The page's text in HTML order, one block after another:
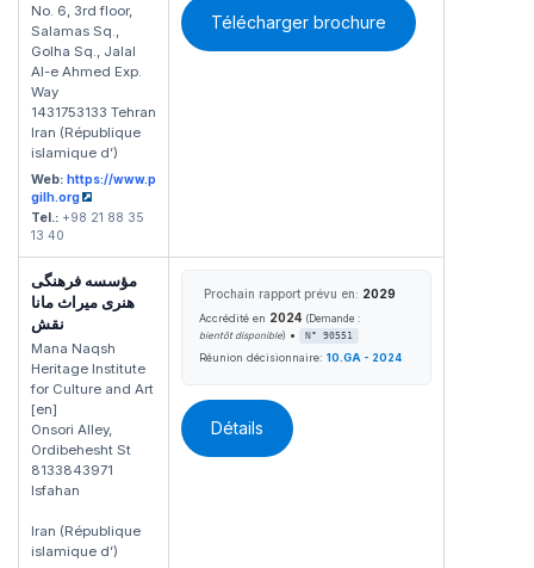
No. 6, 3rd floor,
Salamas Sq.,
Golha Sq., Jalal
Al-e Ahmed Exp.
Way
1431753133 Tehran
Iran (République
islamique d’)
Web: https://www.p
gilh.org
Tel.: +98 21 88 35
13 40
Télécharger brochure
مؤسسه فرهنگی
هنری میراث مانا
نقش
Mana Naqsh
Heritage Institute
for Culture and Art
[en]
Onsori Alley,
Ordibehesht St
8133843971
Isfahan
Iran (République
islamique d’)
Prochain rapport prévu en: 2029
Accrédité en 2024 (Demande :
bientôt disponible) • N° 90551
Réunion décisionnaire: 10.GA - 2024
Détails